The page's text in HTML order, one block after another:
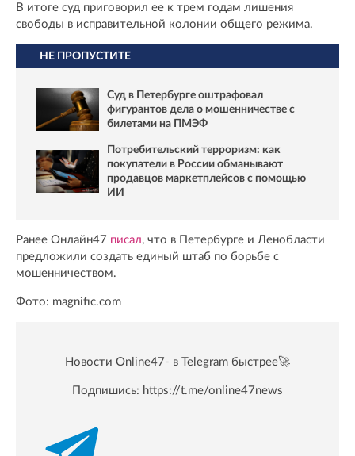
В итоге суд приговорил ее к трем годам лишения
свободы в исправительной колонии общего режима.
НЕ ПРОПУСТИТЕ
Суд в Петербурге оштрафовал
фигурантов дела о мошенничестве с
билетами на ПМЭФ
Потребительский терроризм: как
покупатели в России обманывают
продавцов маркетплейсов с помощью
ИИ
Ранее Онлайн47 писал, что в Петербурге и Ленобласти
предложили создать единый штаб по борьбе с
мошенничеством.
Фото: magnific.com
Новости Online47- в Telegram быстрее🚀
Подпишись: https://t.me/online47news